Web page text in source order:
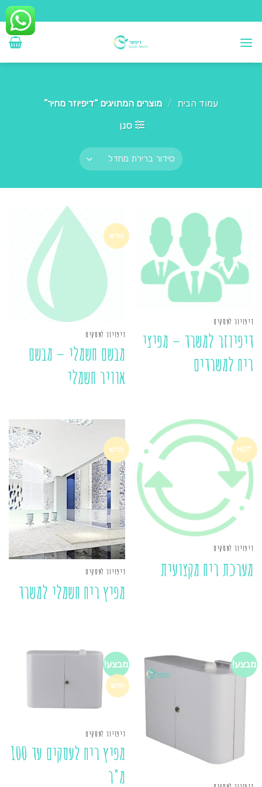
to
content
עמוד הבית / מוצרים המתויגים “דיפיוזר מחיר”
סנן
דיפזיור לעסקים
דיפיוזר למשרד – מפיצי
ריח למשרדים
חדש
דיפזיור לעסקים
מבשם חשמלי – מבשם
אוויר חשמלי
HOT
דיפזיור לעסקים
מערכת ריח מקצועית
חדש
דיפזיור לעסקים
מפיץ ריח חשמלי למשרד
מבצע! מבצע!
חדש
דיפזיור לעסקים
מפיץ ריח לעסקים עד 100
מ"ר